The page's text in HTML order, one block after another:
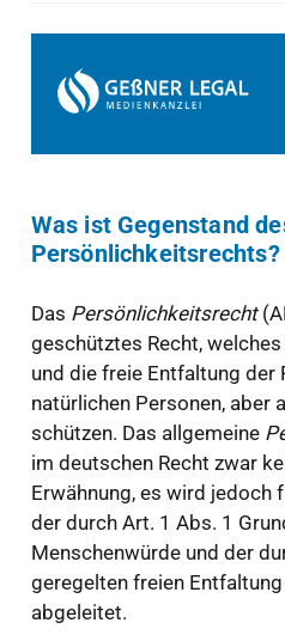
Was ist Gegenstand
Persönlichkeitsrechts?
Das Persönlichkeitsrecht
geschütztes Recht,
und die freie Entfaltung der
natürlichen Personen, aber
schützen. Das allgemeine
im deutschen Recht zwar
Erwähnung, es wird jedoch
der durch Art. 1 Abs. 1
Menschenwürde und der
geregelten freien
abgeleitet.